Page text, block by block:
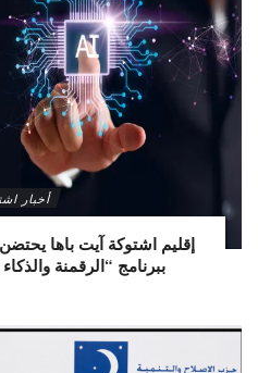
أخبار
إقليم اشتوكة آيت باها
ببرنامج “الرقمنة